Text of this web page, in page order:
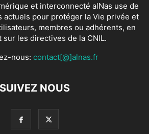
et interconnecté alNas use de
actuels pour protéger la Vie privée et
membres ou adhérents, en
sur les directives de la CNIL.
nous: contact[@]alnas.fr
SUIVEZ NOUS